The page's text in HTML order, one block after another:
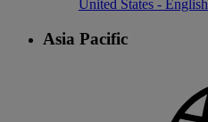
United States - English
Asia Pacific